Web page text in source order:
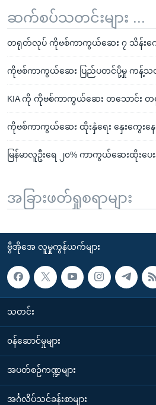
ဆက်စပ်သတင်းများ ...
တရုတ်လုပ် ကိုဗစ်ကာကွယ်ဆေး ၇ သိန်းကျေ
ကိုဗစ်ကာကွယ်ဆေး ပြည်ပတင်ပို့မှု ကန့်သတ်
KIA ကို ကိုဗစ်ကာကွယ်ဆေး တသောင်း တ
ကိုဗစ်ကာကွယ်ဆေး ထိုးနှံရေး နှေးကွေးန
မြန်မာလူဦးရေ ၂၀% ကာကွယ်ဆေးထိုး
အခြားဖတ်ရှုစရာများ
ဗွီအိုအေ လူမှုကွန်ယက်များ
သတင်း
၀န်ဆောင်မှုများ
အပတ်စဉ်ကဏ္ဍများ
အင်္ဂလိပ်သင်ခန်းစာများ